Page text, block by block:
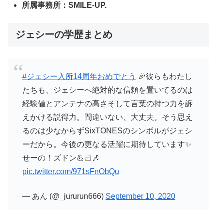
所属事務所：SMILE-UP.
ジェシーの学歴まとめ
#ジェシー入所14周年おめでとう 🎉彼らもわたし
たちも、ジェシーへ絶対的な信頼を置いてるのは
経験値とアンテナの高さそして言葉の持つ力を訴
えかける説得力。間違いない、大丈夫。そう思え
るのは少なからずSixTONESのシンボルがジェシ
ーだから。今後の更なる活躍に期待しています✨
せーの！ズドン💪🏻🎶
pic.twitter.com/971sFnObQu
— あん (@_jururun666) September 10, 2020